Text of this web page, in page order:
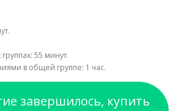
55 минут.
в общей группе: 1 час.
завершилось, купить